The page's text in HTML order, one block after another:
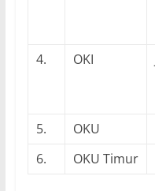
4. OKI
5. OKU
6.
OKU Timur